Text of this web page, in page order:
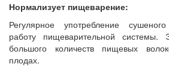
Нормализует пищеварение:
Регулярное употребление
работу пищеварительной системы.
большого количеств пищевых
плодах.